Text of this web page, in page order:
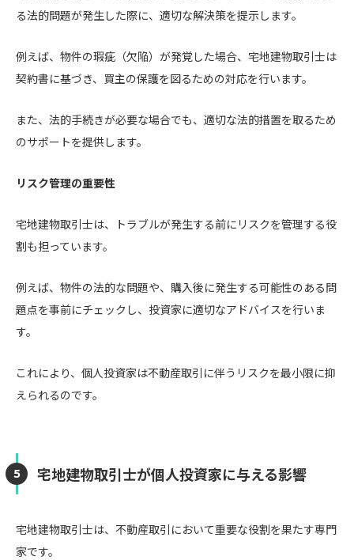
る法的問題が発生した際に、適切な解決策を提示します。
例えば、物件の瑕疵（欠陥）が発覚した場合、宅地建物取引士は
契約書に基づき、買主の保護を図るための対応を行います。
また、法的手続きが必要な場合でも、適切な法的措置を取るため
のサポートを提供します。
リスク管理の重要性
宅地建物取引士は、トラブルが発生する前にリスクを管理する役
割も担っています。
例えば、物件の法的な問題や、購入後に発生する可能性のある問
題点を事前にチェックし、投資家に適切なアドバイスを行いま
す。
これにより、個人投資家は不動産取引に伴うリスクを最小限に抑
えられるのです。
宅地建物取引士が個人投資家に与える影響
宅地建物取引士は、不動産取引において重要な役割を果たす専門
家です。